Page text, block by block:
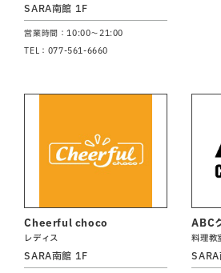
SARA南館 1F
営業時間：10:00～21:00
TEL：077-561-6660
Cheerful choco
レディス
SARA南館 1F
ABC
料理教